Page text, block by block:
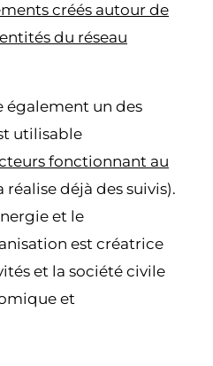
créés autour de
entités du réseau
également un des
utilisable
fonctionnant au
réalise déjà des suivis).
et le
est créatrice
et la société civile
et